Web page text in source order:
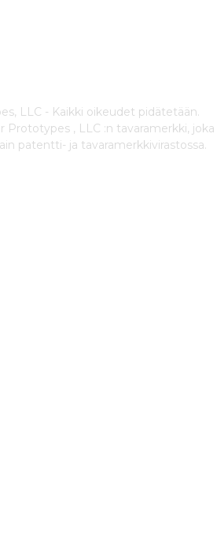
LLC - Kaikki oikeudet pidätetään.
Prototypes , LLC :n tavaramerkki, joka
patentti- ja tavaramerkkivirastossa.